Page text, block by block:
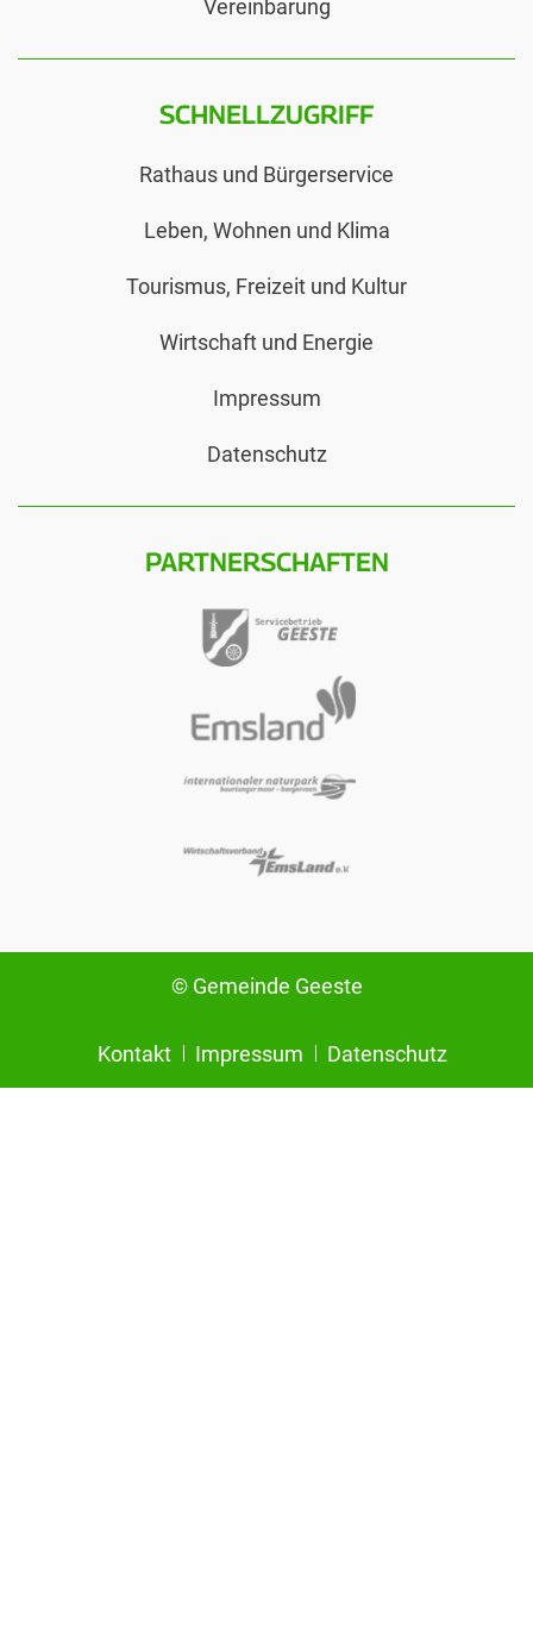
Vereinbarung
SCHNELLZUGRIFF
Rathaus und Bürgerservice
Leben, Wohnen und Klima
Tourismus, Freizeit und Kultur
Wirtschaft und Energie
Impressum
Datenschutz
PARTNERSCHAFTEN
© Gemeinde Geeste
Kontakt Impressum Datenschutz